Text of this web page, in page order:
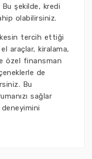
şekilde, kredi
olabilirsiniz.
tercih ettiği
araçlar, kiralama,
özel finansman
de
Bu
sağlar